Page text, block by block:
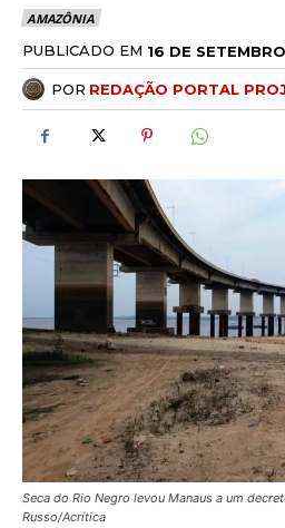
AMAZÔNIA
PUBLICADO EM 16 DE
POR REDAÇÃO PORTAL
Seca do Rio Negro levou Manaus a um
Russo/Acrítica